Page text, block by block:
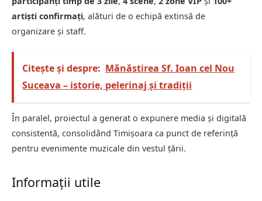
artiști confirmați, alături de o echipă extinsă de
organizare și staff.
Citește și despre: Mănăstirea Sf. Ioan cel Nou
Suceava – istorie, pelerinaj și tradiții
În paralel, proiectul a generat o expunere media și digitală
consistentă, consolidând Timișoara ca punct de referință
pentru evenimente muzicale din vestul țării.
Informații utile